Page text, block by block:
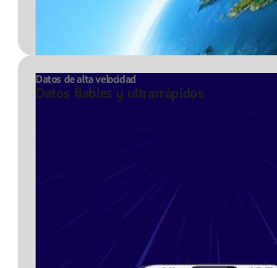
Datos de alta velocidad
Datos fiables y ultrarrápidos